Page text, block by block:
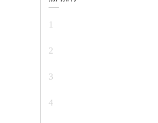
1
2
3
4